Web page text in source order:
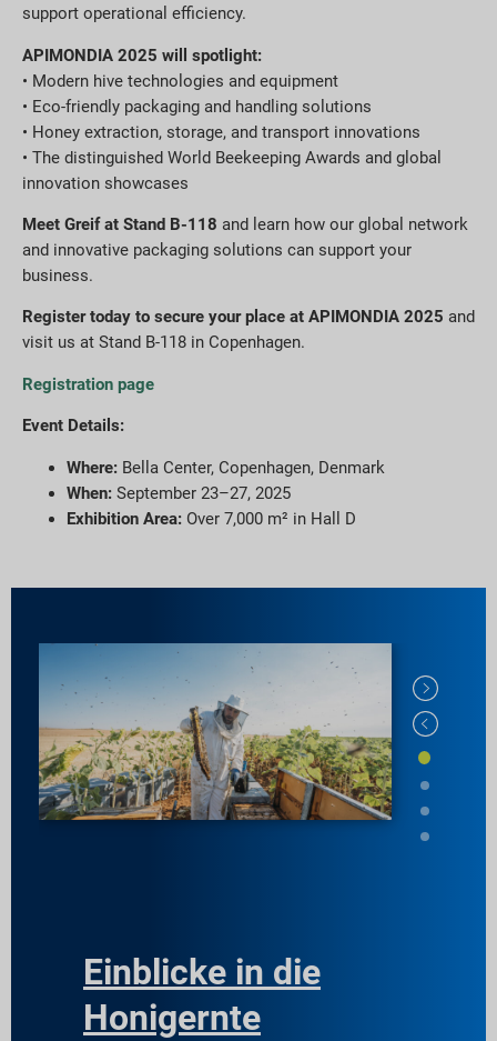
support operational efficiency.
APIMONDIA 2025 will spotlight:
• Modern hive technologies and equipment
• Eco-friendly packaging and handling solutions
• Honey extraction, storage, and transport innovations
• The distinguished World Beekeeping Awards and global
innovation showcases
Meet Greif at Stand B-118 and learn how our global network
and innovative packaging solutions can support your
business.
Register today to secure your place at APIMONDIA 2025 and
visit us at Stand B-118 in Copenhagen.
Registration page
Event Details:
Where: Bella Center, Copenhagen, Denmark
When: September 23–27, 2025
Exhibition Area: Over 7,000 m² in Hall D
Einblicke in die
Honigernte